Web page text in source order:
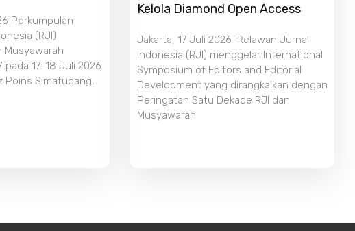
Perkumpulan
(RJI)
Musyawarah
pada 17–18 Juli 2026
Poins Simatupang,
Kelola Diamond Open Access
Jakarta, 17 Juli 2026 Relawan Jurnal
Indonesia (RJI) menggelar International
Symposium of Editors and Editorial
Development yang dirangkaikan dengan
Peringatan Satu Dekade RJI dan
Musyawarah